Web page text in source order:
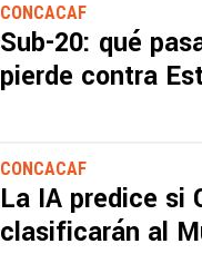
CONCACAF
Sub-20: qué
pierde contra
CONCACAF
La IA predice si
clasificarán al